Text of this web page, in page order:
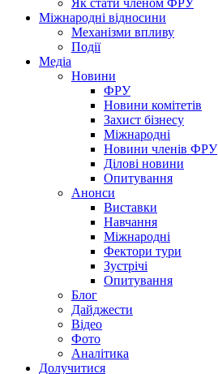
Як стати членом ФРУ
Міжнародні відносини
Механізми впливу
Події
Медіа
Новини
ФРУ
Новини комітетів
Захист бізнесу
Міжнародні
Новини членів ФРУ
Ділові новини
Опитування
Анонси
Виставки
Навчання
Міжнародні
Фектори тури
Зустрічі
Опитування
Блог
Дайджести
Відео
Фото
Аналітика
Долучитися